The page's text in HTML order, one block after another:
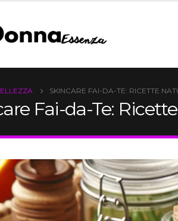
SKINCARE FAI-DA-TE: RICETTE
Fai-da-Te: